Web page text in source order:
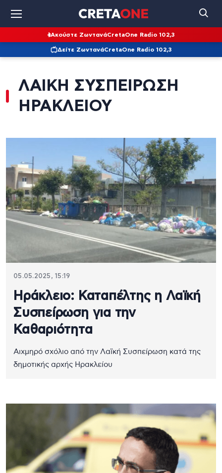
Ακούστε ΖωντανάCretaOne Radio 102,3
Δείτε ΖωντανάCretaOne Radio 102,3
ΛΑΙΚΗ ΣΥΣΠΕΙΡΩΣΗ
ΗΡΑΚΛΕΙΟΥ
05.05.2025, 15:19
Ηράκλειο: Καταπέλτης η Λαϊκή
Συσπείρωση για την
Καθαριότητα
Αιχμηρό σχόλιο από την Λαϊκή Συσπείρωση κατά της
δημοτικής αρχής Ηρακλείου